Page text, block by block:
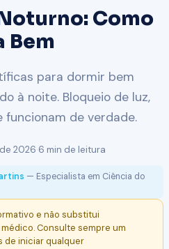
Como
Bem
para dormir bem
à noite. Bloqueio de luz,
funcionam de verdade.
2026·6 min de leitura
— Especialista em Ciência do
e não substitui
Consulte sempre um
de iniciar qualquer